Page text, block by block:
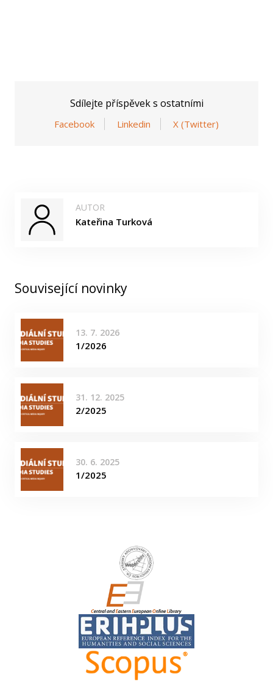
Sdílejte příspěvek s ostatními
Facebook Linkedin X (Twitter)
AUTOR
Kateřina Turková
Související novinky
13. 7. 2026
1/2026
31. 12. 2025
2/2025
30. 6. 2025
1/2025